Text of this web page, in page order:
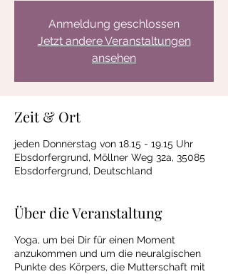
Anmeldung geschlossen
Jetzt andere Veranstaltungen
ansehen
Zeit & Ort
jeden Donnerstag von 18.15 - 19.15 Uhr
Ebsdorfergrund, Möllner Weg 32a, 35085
Ebsdorfergrund, Deutschland
Über die Veranstaltung
Yoga, um bei Dir für einen Moment
anzukommen und um die neuralgischen
Punkte des Körpers, die Mutterschaft mit